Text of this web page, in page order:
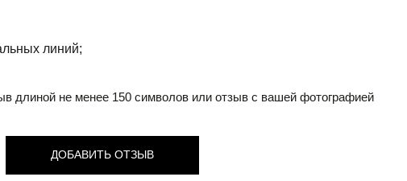
линий;
длиной не менее 150 символов или отзыв с вашей фотографией
ДОБАВИТЬ ОТЗЫВ